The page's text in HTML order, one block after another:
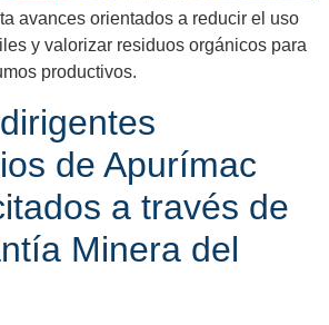
avances orientados a reducir el uso
y valorizar residuos orgánicos para
productivos.
de Apurímac
a través de
Minera del